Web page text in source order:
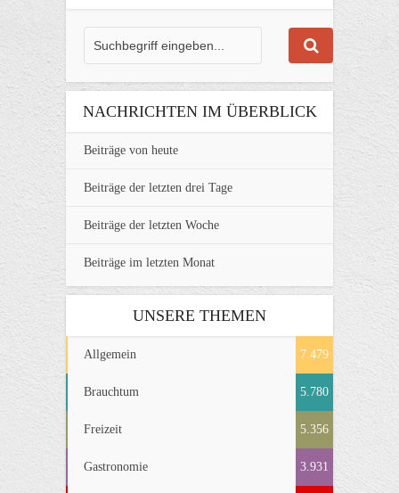
NACHRICHTEN IM ÜBERBLICK
Beiträge von heute
Beiträge der letzten drei Tage
Beiträge der letzten Woche
Beiträge im letzten Monat
UNSERE THEMEN
Allgemein 7.479
Brauchtum 5.780
Freizeit 5.356
Gastronomie 3.931